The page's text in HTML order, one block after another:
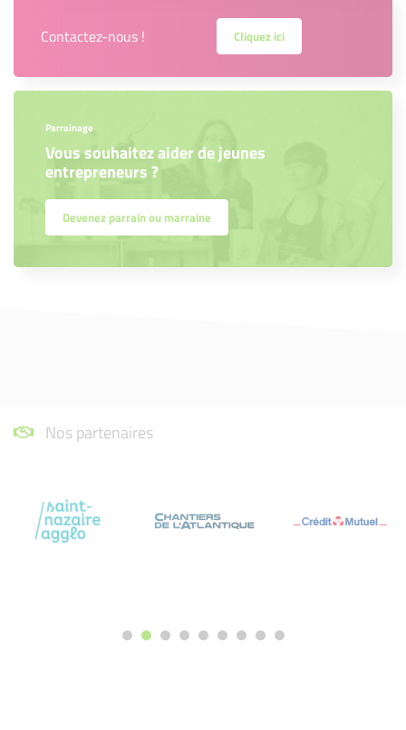
Contactez-nous ! Cliquez ici
Parrainage
Vous souhaitez aider de jeunes
entrepreneurs ?
Devenez parrain ou marraine
Nos partenaires